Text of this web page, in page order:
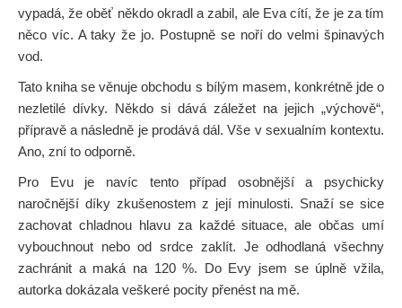
vypadá, že oběť někdo okradl a zabil, ale Eva cítí, že je za tím
něco víc. A taky že jo. Postupně se noří do velmi špinavých
vod.
Tato kniha se věnuje obchodu s bílým masem, konkrétně jde o
nezletilé dívky. Někdo si dává záležet na jejich „výchově“,
přípravě a následně je prodává dál. Vše v sexualním kontextu.
Ano, zní to odporně.
Pro Evu je navíc tento případ osobnější a psychicky
naročnější díky zkušenostem z její minulosti. Snaží se sice
zachovat chladnou hlavu za každé situace, ale občas umí
vybouchnout nebo od srdce zaklít. Je odhodlaná všechny
zachránit a maká na 120 %. Do Evy jsem se úplně vžila,
autorka dokázala veškeré pocity přenést na mě.